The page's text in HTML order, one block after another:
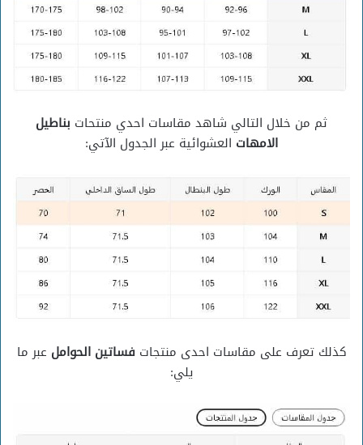
ثم من خلال التالي شاهد مقاسات احدي منتحات بناطيل
الامهات العشوائية عبر الجدول الآتي:
كذلك تعرف على مقاسات احدى منتجاتفساتين الحوامل عبر ما
يلي: